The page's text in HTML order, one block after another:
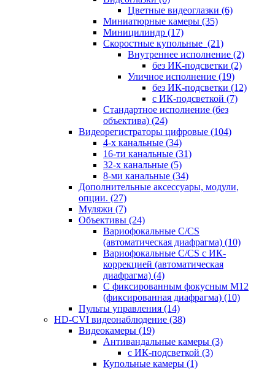
Цветные видеоглазки (6)
Миниатюрные камеры (35)
Миницилиндр (17)
Скоростные купольные (21)
Внутреннее исполнение (2)
без ИК-подсветки (2)
Уличное исполнение (19)
без ИК-подсветки (12)
с ИК-подсветкой (7)
Стандартное исполнение (без
объектива) (24)
Видеорегистраторы цифровые (104)
4-х канальные (34)
16-ти канальные (31)
32-х канальные (5)
8-ми канальные (34)
Дополнительные аксессуары, модули,
опции. (27)
Муляжи (7)
Объективы (24)
Вариофокальные C/CS
(автоматическая диафрагма) (10)
Вариофокальные C/CS с ИК-
коррекцией (автоматическая
диафрагма) (4)
С фиксированным фокусным М12
(фиксированная диафрагма) (10)
Пульты управления (14)
HD-CVI видеонаблюдение (38)
Видеокамеры (19)
Антивандальные камеры (3)
с ИК-подсветкой (3)
Купольные камеры (1)